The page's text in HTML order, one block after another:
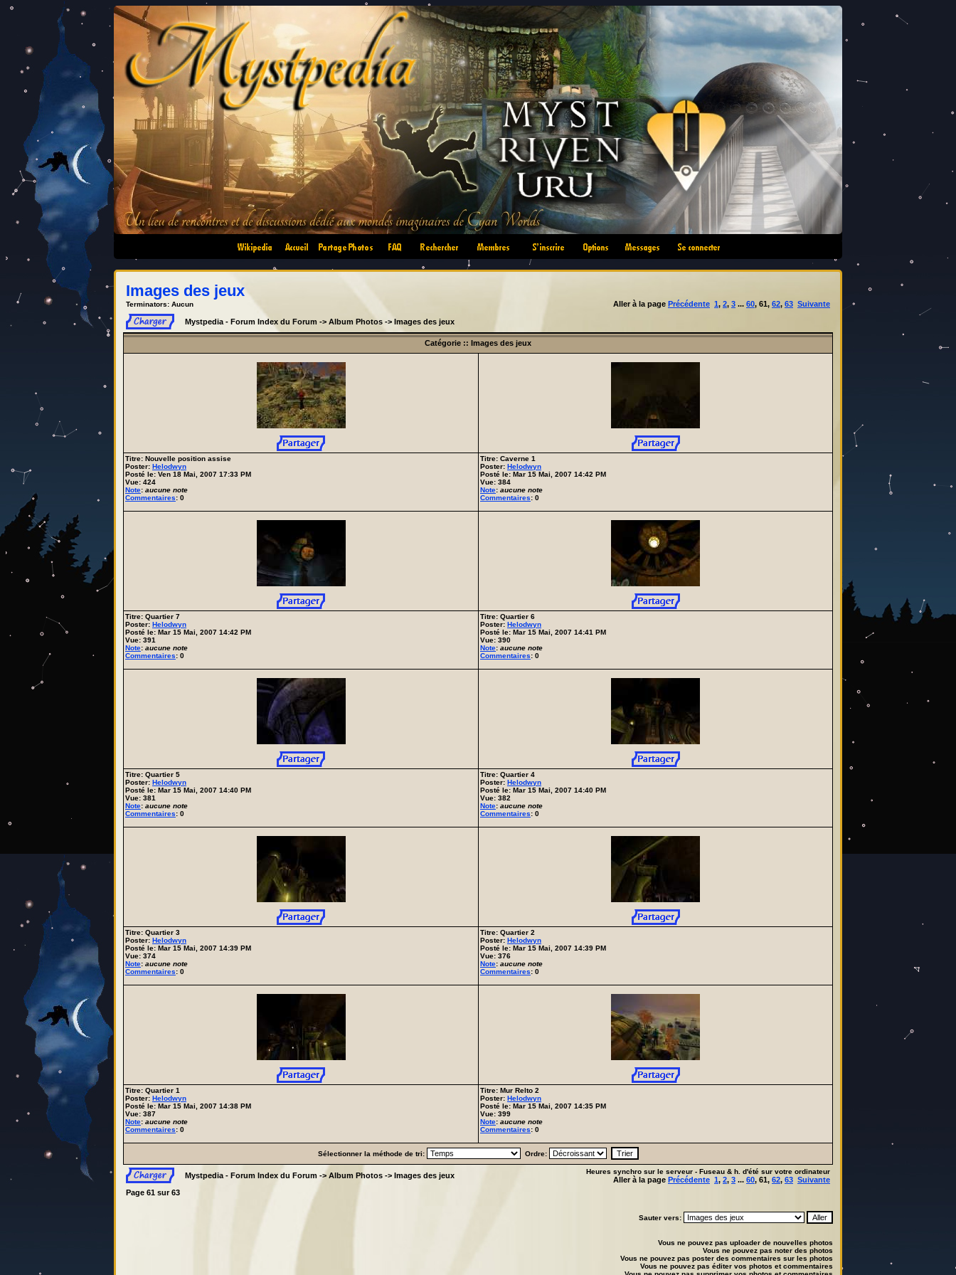
•
Images des jeux
Terminators: Aucun Aller à la page Précédente 1, 2, 3 ... 60, 61, 62, 63 Suivante
Mystpedia - Forum Index du Forum -> Album Photos -> Images des jeux
Catégorie :: Images des jeux
Titre: Nouvelle position assise
Poster: Helodwyn
Posté le: Ven 18 Mai, 2007 17:33 PM
Vue: 424
Note: aucune note
Commentaires: 0
Titre: Caverne 1
Poster: Helodwyn
Posté le: Mar 15 Mai, 2007 14:42 PM
Vue: 384
Note: aucune note
Commentaires: 0
Titre: Quartier 7
Poster: Helodwyn
Posté le: Mar 15 Mai, 2007 14:42 PM
Vue: 391
Note: aucune note
Commentaires: 0
Titre: Quartier 6
Poster: Helodwyn
Posté le: Mar 15 Mai, 2007 14:41 PM
Vue: 390
Note: aucune note
Commentaires: 0
Titre: Quartier 5
Poster: Helodwyn
Posté le: Mar 15 Mai, 2007 14:40 PM
Vue: 381
Note: aucune note
Commentaires: 0
Titre: Quartier 4
Poster: Helodwyn
Posté le: Mar 15 Mai, 2007 14:40 PM
Vue: 382
Note: aucune note
Commentaires: 0
Titre: Quartier 3
Poster: Helodwyn
Posté le: Mar 15 Mai, 2007 14:39 PM
Vue: 374
Note: aucune note
Commentaires: 0
Titre: Quartier 2
Poster: Helodwyn
Posté le: Mar 15 Mai, 2007 14:39 PM
Vue: 376
Note: aucune note
Commentaires: 0
Titre: Quartier 1
Poster: Helodwyn
Posté le: Mar 15 Mai, 2007 14:38 PM
Vue: 387
Note: aucune note
Commentaires: 0
Titre: Mur Relto 2
Poster: Helodwyn
Posté le: Mar 15 Mai, 2007 14:35 PM
Vue: 399
Note: aucune note
Commentaires: 0
Sélectionner la méthode de tri: Ordre:
Mystpedia - Forum Index du Forum -> Album Photos -> Images des jeux Heures synchro sur le serveur - Fuseau & h. d'été sur votre ordinateur
Aller à la page Précédente 1, 2, 3 ... 60, 61, 62, 63 Suivante
Page 61 sur63
Sauter vers:
Vous ne pouvez pas uploader de nouvelles photos
Vous ne pouvez pas noter des photos
Vous ne pouvez pas poster des commentaires sur les photos
Vous ne pouvez pas éditer vos photos et commentaires